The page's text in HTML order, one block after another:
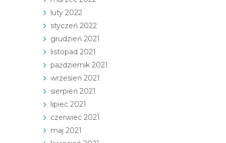
luty 2022
styczeń 2022
grudzień 2021
listopad 2021
październik 2021
wrzesień 2021
sierpień 2021
lipiec 2021
czerwiec 2021
maj 2021